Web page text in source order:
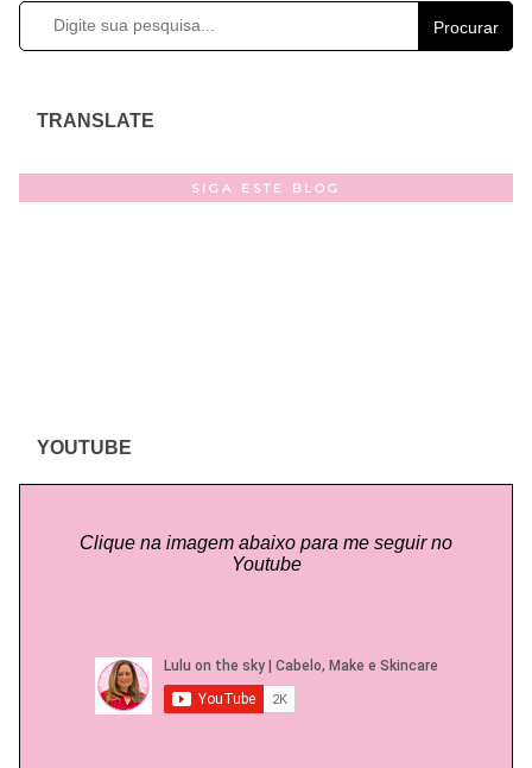
Procurar
TRANSLATE
SIGA ESTE BLOG
YOUTUBE
Clique na imagem abaixo para me seguir no
Youtube